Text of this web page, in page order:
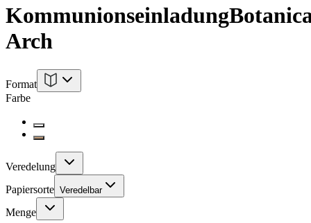
Kommunionseinladung
Arch
Format
Farbe
Veredelung
Papiersorte Veredelbar
Menge